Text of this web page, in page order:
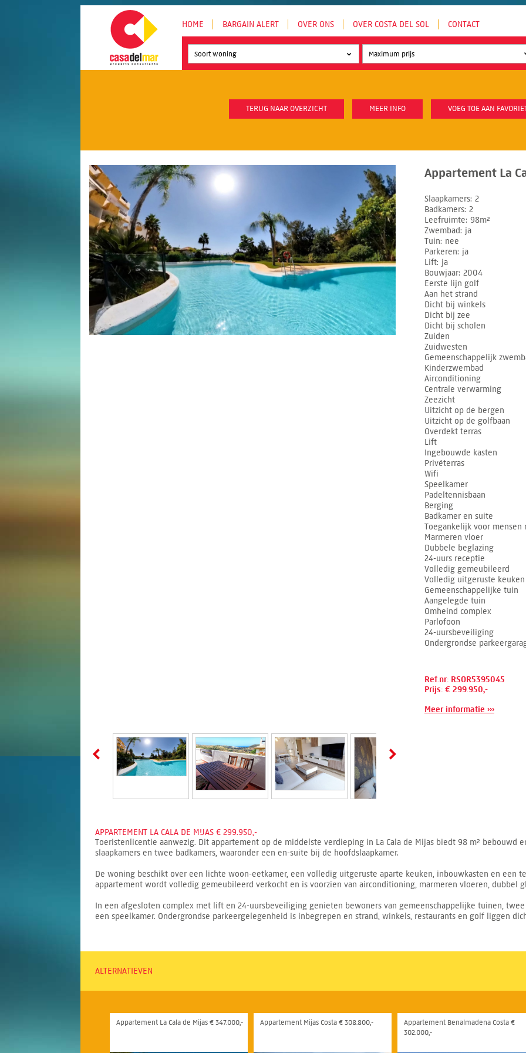
HOME BARGAIN ALERT OVER ONS OVER COSTA DEL SOL CONTACT
Soort woning
TERUG NAAR OVERZICHT MEER INFO VOEG TOE AAN
Appartement La
Slaapkamers 2
Badkamers 2
Leefruimte 98m²
Zwembad
ja
Tuin nee
Parkeren ja
Lift ja
Bouwjaar 2004
Eerste lijn golf
Aan het strand
Dicht bij winkels
Dicht bij zee
Dicht bij scholen
Zuiden
Zuidwesten
Gemeenschappelijk
Kinderzwembad
Airconditioning
Centrale verwarming
Zeezicht
Uitzicht op de bergen
Uitzicht op de golfbaan
Overdekt terras
Lift
Ingebouwde kasten
Privéterras
Wifi
Speelkamer
Padeltennisbaan
Berging
Badkamer en suite
Toegankelijk voor
Marmeren vloer
Dubbele beglazing
24-uurs receptie
Volledig gemeubileerd
Volledig uitgeruste keuken
Gemeenschappelijke tuin
Aangelegde tuin
Omheind complex
Parlofoon
24-uursbeveiliging
Ondergrondse
Ref.nr: RSOR5395045
Prijs: € 299.950,-
Meer informatie ›››
APPARTEMENT LA CALA DE MIJAS € 299.950,-
Toeristenlicentie aanwezig. Dit appartement op de middelste verdieping in La Cala de Mijas biedt 98 m² bebouwd
slaapkamers en twee badkamers, waaronder een en-suite bij de hoofdslaapkamer.
De woning beschikt over een lichte woon-eetkamer, een volledig uitgeruste aparte keuken, inbouwkasten en een
appartement wordt volledig gemeubileerd verkocht en is voorzien van airconditioning, marmeren vloeren, dubbel
In een afgesloten complex met lift en 24-uursbeveiliging genieten bewoners van gemeenschappelijke tuinen,
een speelkamer. Ondergrondse parkeergelegenheid is inbegrepen en strand, winkels, restaurants en golf liggen
ALTERNATIEVEN
Appartement La Cala de Mijas € 347.000,- Appartement Mijas Costa € 308.800,-
Appartement Benalmadena Costa €
302.000,-